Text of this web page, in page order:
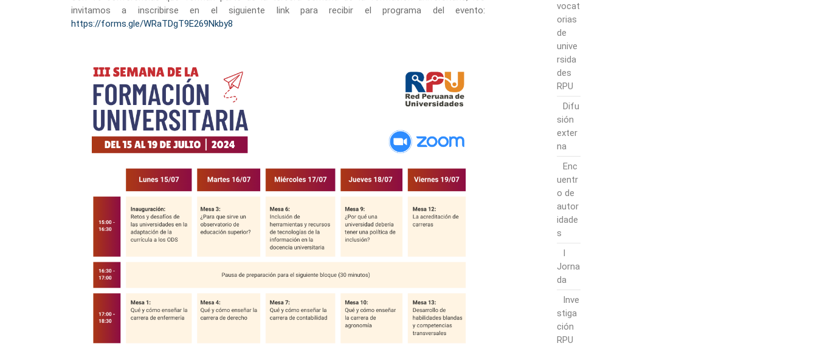
invitamos a inscribirse en el siguiente link para recibir el programa del evento:
https://forms.gle/WRaTDgT9E269Nkby8
vocat
orias
de
unive
rsida
des
RPU
Difu
sión
exter
na
Enc
uentr
o de
autor
idade
s
I
Jorna
da
Inve
stiga
ción
RPU